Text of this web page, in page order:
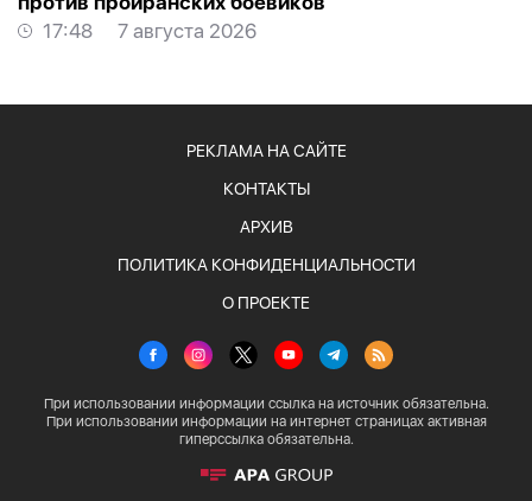
17:48
7 августа 2026
РЕКЛАМА НА САЙТЕ
КОНТАКТЫ
АРХИВ
ПОЛИТИКА КОНФИДЕНЦИАЛЬНОСТИ
О ПРОЕКТЕ
При использовании информации ссылка на источник обязательна.
При использовании информации на интернет страницах активная
гиперссылка обязательна.